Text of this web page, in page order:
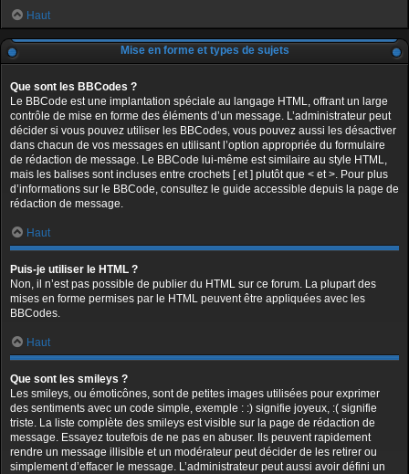
Haut
Mise en forme et types de sujets
Que sont les BBCodes ?
Le BBCode est une implantation spéciale au langage HTML, offrant un large
contrôle de mise en forme des éléments d’un message. L’administrateur peut
décider si vous pouvez utiliser les BBCodes, vous pouvez aussi les désactiver
dans chacun de vos messages en utilisant l’option appropriée du formulaire
de rédaction de message. Le BBCode lui-même est similaire au style HTML,
mais les balises sont incluses entre crochets [ et ] plutôt que < et >. Pour plus
d’informations sur le BBCode, consultez le guide accessible depuis la page de
rédaction de message.
Haut
Puis-je utiliser le HTML ?
Non, il n’est pas possible de publier du HTML sur ce forum. La plupart des
mises en forme permises par le HTML peuvent être appliquées avec les
BBCodes.
Haut
Que sont les smileys ?
Les smileys, ou émoticônes, sont de petites images utilisées pour exprimer
des sentiments avec un code simple, exemple : :) signifie joyeux, :( signifie
triste. La liste complète des smileys est visible sur la page de rédaction de
message. Essayez toutefois de ne pas en abuser. Ils peuvent rapidement
rendre un message illisible et un modérateur peut décider de les retirer ou
simplement d’effacer le message. L’administrateur peut aussi avoir défini un